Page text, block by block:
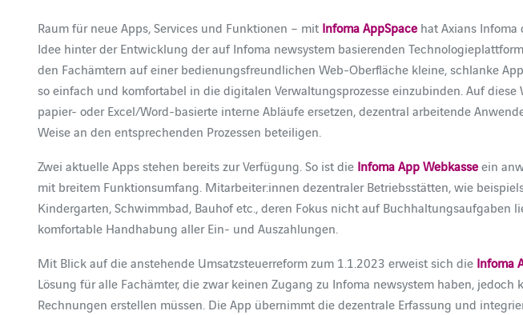
Raum für neue Apps, Services und Funktionen – mit Infoma AppSpacehat Axians Infoma
Idee hinter der Entwicklung der auf Infoma newsystem basierenden
den Fachämtern auf einer bedienungsfreundlichen Web-Oberfläche kleine, schlanke
so einfach und komfortabel in die digitalen Verwaltungsprozesse einzubinden. Auf diese
papier- oder Excel/Word-basierte interne Abläufe ersetzen, ­dezentral arbeitende
Weise an den entsprechenden Prozessen beteiligen.
Zwei aktuelle Apps stehen bereits zur Verfügung. So ist die Infoma AppWebkasseein
mit breitem Funktionsumfang. Mitarbeiter:innen dezentraler Betriebsstätten, wie
Kindergarten, Schwimmbad, Bauhof etc., deren Fokus nicht auf Buchhaltungsaufgaben
komfortable Handhabung aller Ein- und Auszahlungen.
Mit Blick auf die anstehende Umsatzsteuerreform zum 1.1.2023 erweist sich die Infoma
Lösung für alle Fachämter, die zwar keinen Zugang zu Infoma newsystem haben,
Rechnungen erstellen müssen. Die App übernimmt die dezentrale Erfassung und